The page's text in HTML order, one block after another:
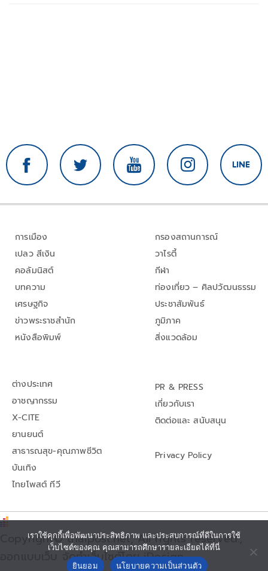
การเมือง
เปลว สีเงิน
คอลัมนิสต์
บทความ
เศรษฐกิจ
ข่าวพระราชสำนัก
หนังสือพิมพ์
กรองสถานการณ์
วาไรตี้
กีฬา
ท่องเที่ยว – ศิลปวัฒนธรรม
ประชาสัมพันธ์
ภูมิภาค
สิ่งแวดล้อม
ต่างประเทศ
อาชญากรรม
X-CITE
ยานยนต์
สาธารณสุข-คุณภาพชีวิต
บันเทิง
ไทยโพสต์ ทีวี
PR & PRESS
เกี่ยวกับเรา
ติดต่อและ สนับสนุน
Privacy Policy
Copyright© thaipost.net, All rights reserved.,
ออกแบบเว็บ จัดทำเว็บไซต์โดย iDesign
เราใช้คุกกี้เพื่อพัฒนาประสิทธิภาพ และประสบการณ์ที่ดีในการใช้
เว็บไซต์ของคุณ คุณสามารถศึกษารายละเอียดได้ที่นี่
ยินยอม
นโยบายความเป็นส่วนตัว